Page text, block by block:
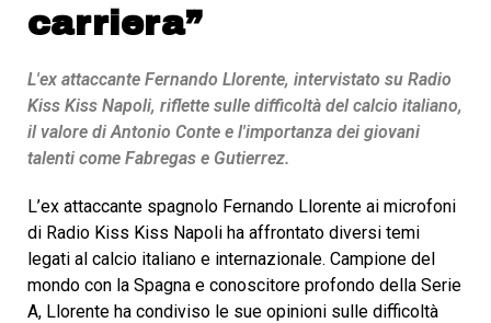
carriera”
L'ex attaccante Fernando Llorente, intervistato su Radio
Kiss Kiss Napoli, riflette sulle difficoltà del calcio italiano,
il valore di Antonio Conte e l'importanza dei giovani
talenti come Fabregas e Gutierrez.
L’ex attaccante spagnolo Fernando Llorente ai microfoni
di Radio Kiss Kiss Napoli ha affrontato diversi temi
legati al calcio italiano e internazionale. Campione del
mondo con la Spagna e conoscitore profondo della Serie
A, Llorente ha condiviso le sue opinioni sulle difficoltà